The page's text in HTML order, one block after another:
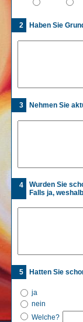
2 Haben Sie
3 Nehmen Sie
4
Wurden Sie
Falls ja,
5 Hatten Sie
ja
nein
Welche?